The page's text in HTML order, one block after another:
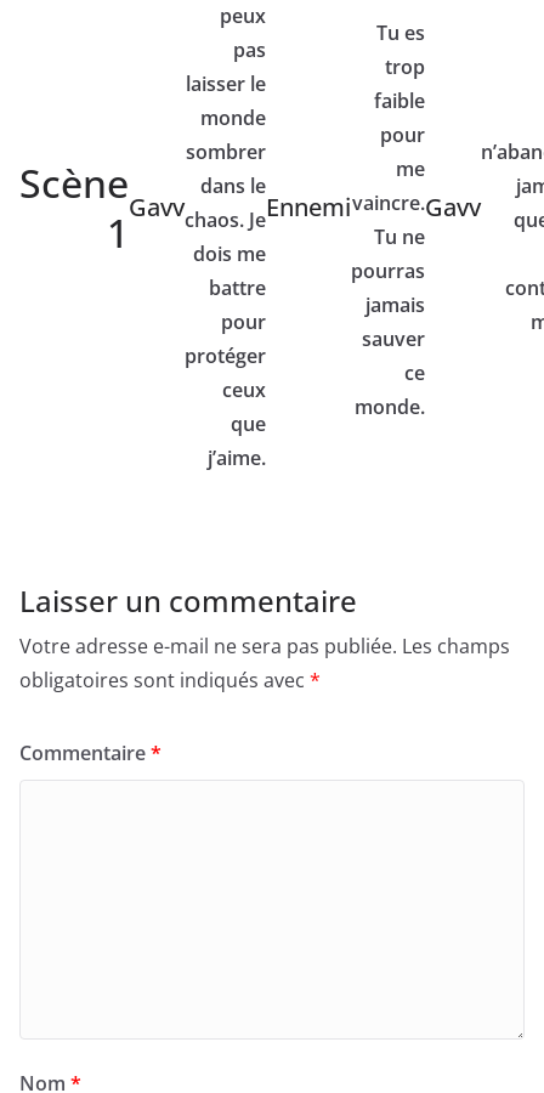
Scène
1 Gavv
peux
pas
laisser le
monde
sombrer
dans le
chaos. Je
dois me
battre
pour
protéger
ceux
que
j’aime.
Ennemi
Tu es
trop
faible
pour
me
vaincre.
Tu ne
pourras
jamais
sauver
ce
monde.
Gavv
Laisser un commentaire
Votre adresse e-mail ne sera pas publiée. Les champs
obligatoires sont indiqués avec *
Commentaire*
Nom *